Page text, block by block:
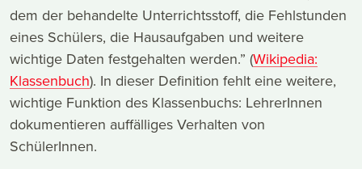
dem der behandelte Unterrichtsstoff, die Fehlstunden
eines Schülers, die Hausaufgaben und weitere
wichtige Daten festgehalten werden.” (Wikipedia:
Klassenbuch). In dieser Definition fehlt eine weitere,
wichtige Funktion des Klassenbuchs: LehrerInnen
dokumentieren auffälliges Verhalten von
SchülerInnen.